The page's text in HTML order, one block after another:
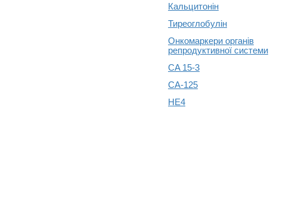
Кальцитонін
Тиреоглобулін
Онкомаркери органів
репродуктивної системи
CA 15-3
CA-125
HE4